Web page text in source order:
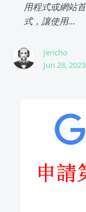
用程式或網站
式，讓使用...
Jericho
Jun 28, 2023